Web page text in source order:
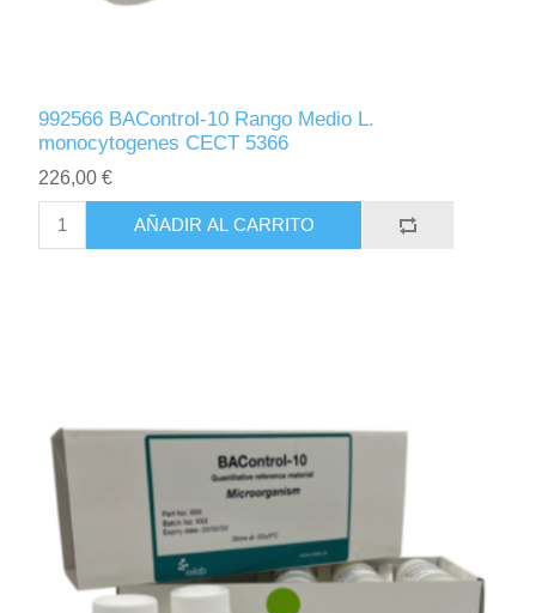
992566 BAControl-10 Rango Medio L.
monocytogenes CECT 5366
226,00 €
AÑADIR AL CARRITO